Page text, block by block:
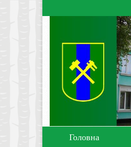
Головна